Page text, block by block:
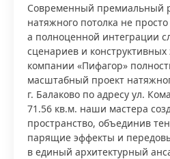
Современный премиальный
натяжного потолка не
а полноценной интеграции
сценариев и
компании «Пифагор»
масштабный проект
г. Балаково по адресу ул.
71.56 кв.м. наши мастера
пространство, объединив
парящие эффекты и
в единый архитектурный